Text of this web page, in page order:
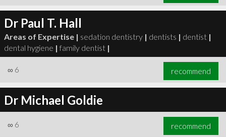
Dr Paul T. Hall
Areas of Expertise | sedation dentistry | dentists | dentist |
dental hygiene | family dentist |
∞ 6 recommend
Dr Michael Goldie
∞ 6 recommend